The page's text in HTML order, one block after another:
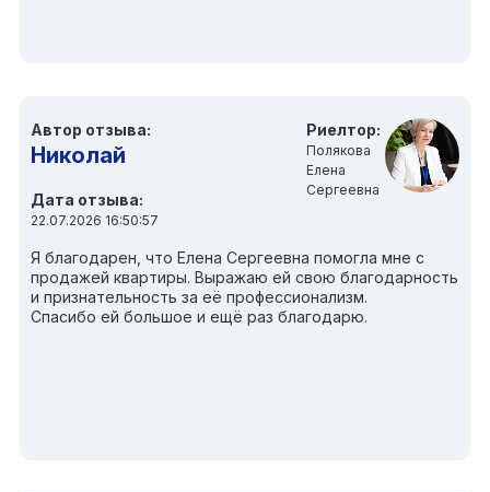
Автор отзыва:
Николай
Дата отзыва:
22.07.2026 16:50:57
Риелтор:
Полякова
Елена
Сергеевна
Я благодарен, что Елена Сергеевна помогла мне с
продажей квартиры. Выражаю ей свою благодарность
и признательность за её профессионализм.
Спасибо ей большое и ещё раз благодарю.